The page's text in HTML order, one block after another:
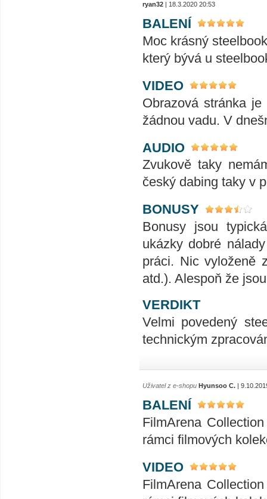
ryan32 | 18.3.2020 20:53
BALENÍ
Moc krásný
který bývá u
VIDEO
Obrazová stránka
žádnou vadu. V
AUDIO
Zvukově taky
český dabing taky v
BONUSY
Bonusy jsou
ukázky dobré
práci. Nic vyloženě
atd.). Alespoň že
VERDIKT
Velmi povedený
technickým
Uživatel z e-shopu Hyunsoo C. |
BALENÍ
FilmArena
rámci filmových
VIDEO
FilmArena